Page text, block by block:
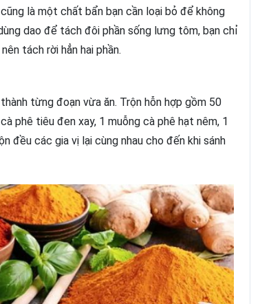
là một chất bẩn bạn cần loại bỏ để không
dao để tách đôi phần sống lưng tôm, bạn chỉ
tách rời hẳn hai phần.
từng đoạn vừa ăn. Trộn hỗn hợp gồm 50
phê tiêu đen xay, 1 muỗng cà phê hạt nêm, 1
đều các gia vị lại cùng nhau cho đến khi sánh